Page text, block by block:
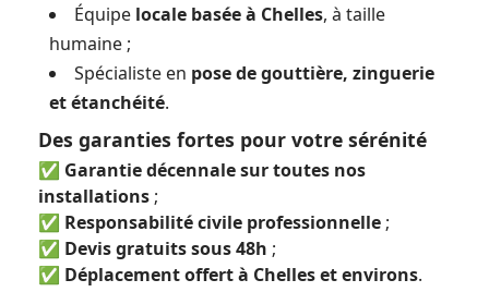
Équipe locale basée à Chelles, à taille
humaine ;
Spécialiste en pose de gouttière, zinguerie
et étanchéité.
Des garanties fortes pour votre sérénité
✅ Garantie décennale sur toutes nos
installations ;
✅ Responsabilité civile professionnelle ;
✅ Devis gratuits sous 48h ;
✅ Déplacement offert à Chelles et environs.